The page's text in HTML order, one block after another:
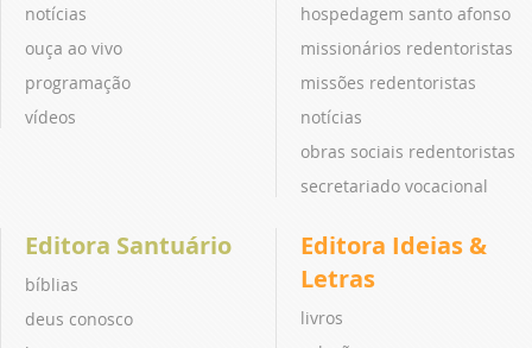
notícias
ouça ao vivo
programação
vídeos
hospedagem santo afonso
missionários redentoristas
missões redentoristas
notícias
obras sociais redentoristas
secretariado vocacional
Editora Santuário
bíblias
deus conosco
Editora Ideias &
Letras
livros